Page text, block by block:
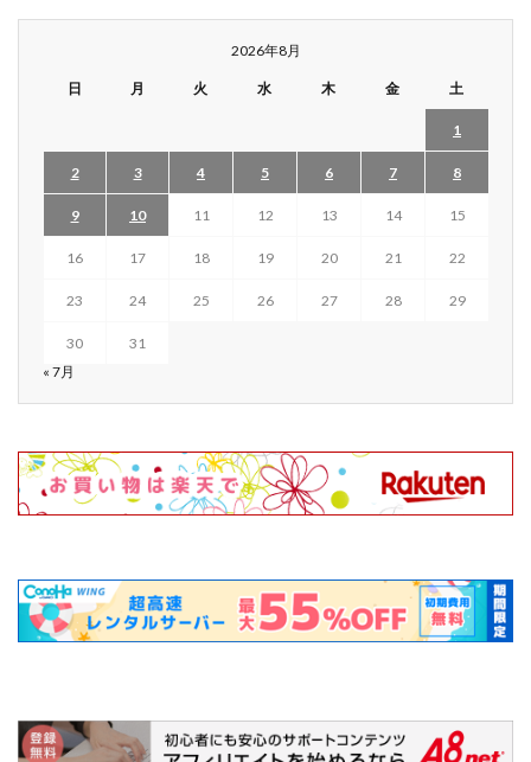
2026年8月
日 月 火 水 木 金 土
1
2 3 4 5 6 7 8
9 10 11 12 13 14 15
16 17 18 19 20 21 22
23 24 25 26 27 28 29
30
31
« 7月